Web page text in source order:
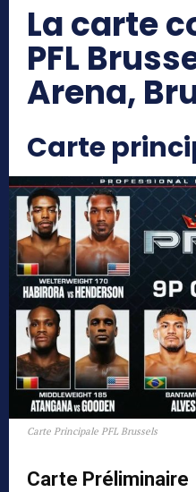
La carte
PFL
Arena,
Carte
Carte Principale PFL Brussels
Carte Préliminaire